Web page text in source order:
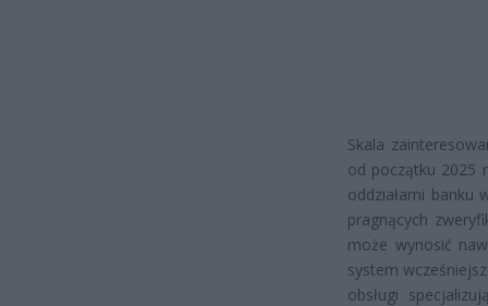
Skala
od początku 2025
oddziałami banku
pragnących
może wynosić
system
obsługi